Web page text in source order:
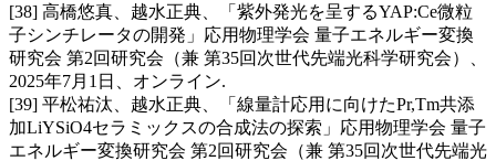
[38] 高橋悠真、越水正典、「紫外発光を呈するYAP:Ce微粒
子シンチレータの開発」応用物理学会 量子エネルギー変換
研究会 第2回研究会（兼 第35回次世代先端光科学研究会）、
2025年7月1日、オンライン.
[39] 平松祐汰、越水正典、「線量計応用に向けたPr,Tm共添
加LiYSiO4セラミックスの合成法の探索」応用物理学会 量子
エネルギー変換研究会 第2回研究会（兼 第35回次世代先端光